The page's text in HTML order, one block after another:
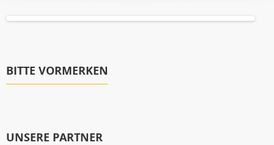
BITTE VORMERKEN
UNSERE PARTNER